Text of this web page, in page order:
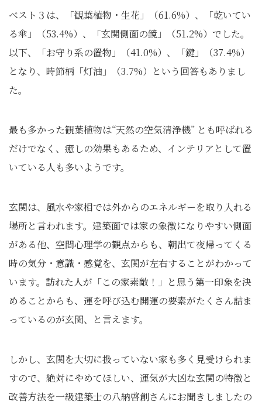
ベスト３は、「観葉植物・生花」（61.6%）、「乾いてい
る傘」（53.4%）、「玄関側面の鏡」（51.2%）でした。
以下、「お守り系の置物」（41.0%）、「鍵」（37.4%）
となり、時節柄「灯油」（3.7%）という回答もありまし
た。
最も多かった観葉植物は“天然の空気清浄機” とも呼ばれる
だけでなく、癒しの効果もあるため、インテリアとして置
いている人も多いようです。
玄関は、風水や家相では外からのエネルギーを取り入れる
場所と言われます。建築面では家の象徴になりやすい側面
がある他、空間心理学の観点からも、朝出て夜帰ってくる
時の気分・意識・感覚を、玄関が左右することがわかって
います。訪れた人が「この家素敵！」と思う第一印象を決
めることからも、運を呼び込む開運の要素がたくさん詰ま
っているのが玄関、と言えます。
しかし、玄関を大切に扱っていない家も多く見受けられま
すので、絶対にやめてほしい、運気が大凶な玄関の特徴と
改善方法を一級建築士の八納啓創さんにお聞きしましたの